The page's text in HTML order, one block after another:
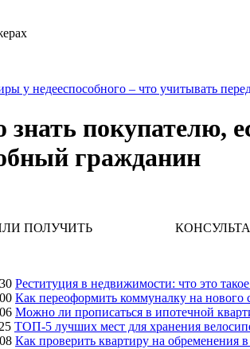
у недееспособного – что учитывать
покупателю,
гражданин
ПОЛУЧИТЬ КОНСУЛЬТАЦИЮ.
Реституция в недвижимости: что это
Как переоформить коммуналку на нового
Можно ли прописаться в ипотечной
ТОП-5 лучших мест для хранения
Как проверить квартиру на обременения